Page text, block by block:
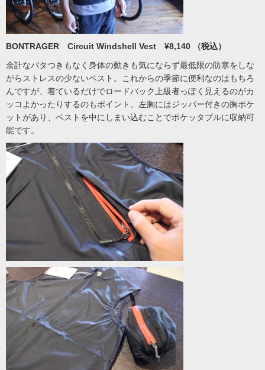
BONTRAGER Circuit Windshell Vest ¥8,140 （税込）
余計なバタつきもなく身体の動きも気にならず最低限の防寒をしな
がらストレスの少ないベスト。これからの季節に便利なのはもちろ
んですが、着ているだけでロードバック上級者っぽく見えるのがカ
ッコよかったりするのもポイント。左胸にはジッパー付きの胸ポケ
ットがあり、ベストを中にしまい込むことでポケッタブルに収納可
能です。